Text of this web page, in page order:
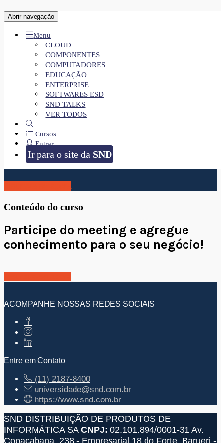
Abrir navegação
Menu
CLOUD
COMPONENTES
COMPUTADORES
EDUCAÇÃO
ENTERPRISE
SOFTWARES ESD
SND TALKS
VER TODOS
Cursos
Entrar
Ir para o site da SND
Entre com a sua conta
Esqueceu?
Não possui conta?CRIAR CONTA
Meeting - Serviços Microsoft Cloud
SND
16/12 às 15h
Conteúdo do curso
Participe do meeting e agregue
conhecimento para o seu negócio!
ACOMPANHE NOSSAS REDES SOCIAIS
Entre em Contato
(11) 2187-8400
universidade@snd.com.br
https://www.snd.com.br
SND DISTRIBUIÇÃO DE PRODUTOS DE
INFORMÁTICA SA CNPJ: 02.101.894/0001-31 Av.
Copacabana, 238 - Empresarial 18 do Forte, Barueri -